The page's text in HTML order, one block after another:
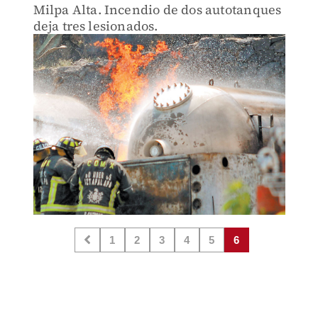
Milpa Alta. Incendio de dos autotanques
deja tres lesionados.
1 2 3 4 5 6